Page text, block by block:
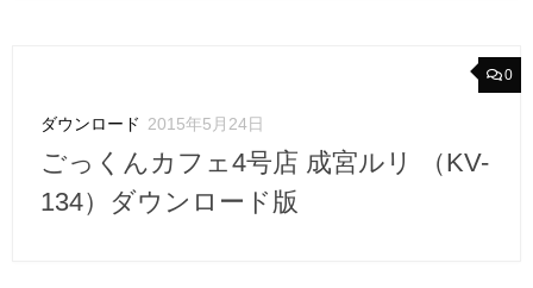
0
ダウンロード 2015年5月24日
ごっくんカフェ4号店 成宮ルリ （KV-
134）ダウンロード版